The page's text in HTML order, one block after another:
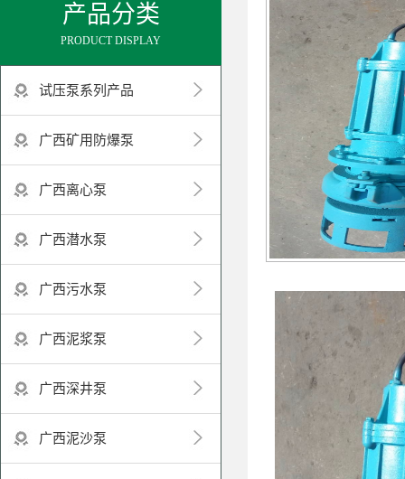
产品分类
PRODUCT DISPLAY
试压泵系列产品
广西矿用防爆泵
广西离心泵
广西潜水泵
广西污水泵
广西泥浆泵
广西深井泵
广西泥沙泵